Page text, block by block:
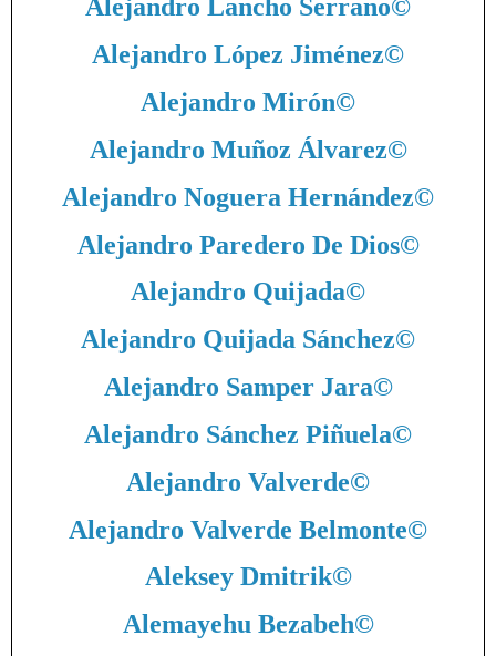
Alejandro Lancho Serrano©
Alejandro López Jiménez©
Alejandro Mirón©
Alejandro Muñoz Álvarez©
Alejandro Noguera Hernández©
Alejandro Paredero De Dios©
Alejandro Quijada©
Alejandro Quijada Sánchez©
Alejandro Samper Jara©
Alejandro Sánchez Piñuela©
Alejandro Valverde©
Alejandro Valverde Belmonte©
Aleksey Dmitrik©
Alemayehu Bezabeh©